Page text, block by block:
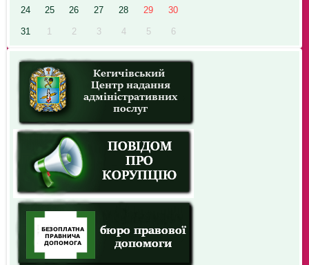
24 25 26 27 28 29 30
31 1 2 3 4 5 6